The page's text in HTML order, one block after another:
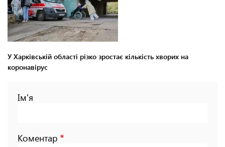
У Харківській області різко зростає кількість хворих на
коронавірус
Ім'я
Коментар